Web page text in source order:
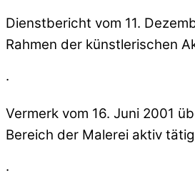
Dienstbericht vom 11.
Rahmen der künstlerischen
·
Vermerk vom 16. Juni 2001
Bereich der Malerei aktiv
·